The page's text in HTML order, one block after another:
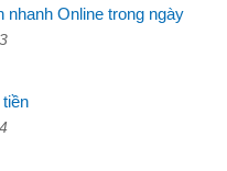
nhanh Online trong ngày